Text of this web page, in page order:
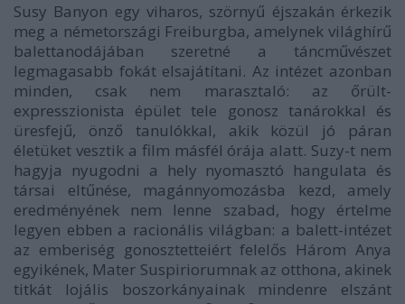
Susy Banyon egy viharos, szörnyű éjszakán érkezik
meg a németországi Freiburgba, amelynek világhírű
balettanodájában szeretné a táncművészet
legmagasabb fokát elsajátítani. Az intézet azonban
minden, csak nem marasztaló: az őrült-
expresszionista épület tele gonosz tanárokkal és
üresfejű, önző tanulókkal, akik közül jó páran
életüket vesztik a film másfél órája alatt. Suzy-t nem
hagyja nyugodni a hely nyomasztó hangulata és
társai eltűnése, magánnyomozásba kezd, amely
eredményének nem lenne szabad, hogy értelme
legyen ebben a racionális világban: a balett-intézet
az emberiség gonosztetteiért felelős Három Anya
egyikének, Mater Suspiriorumnak az otthona, akinek
titkát lojális boszorkányainak mindenre elszánt